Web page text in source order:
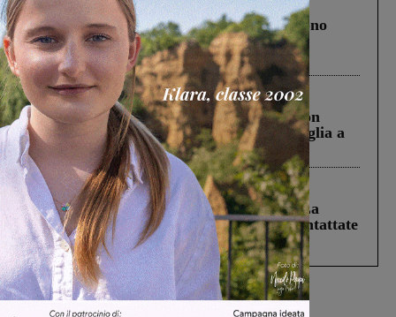
Cronaca 4 Agosto 2026
Un anno fa la strage in A1 in cui morirono
Gianni, Giulia e Franco. Lo schianto, il
processo, lo stop ai sorpassi fra tir....
Cronaca 3 Agosto 2026
Scomparso da una struttura di Castiglion
Fiorentino l’uomo che aveva ucciso la figlia a
Levane nel 2020
Cronaca 5 Agosto 2026
Continuano le ricerche di Miah Billal. La
Prefettura: “In caso di avvistamento contattate
il 112”